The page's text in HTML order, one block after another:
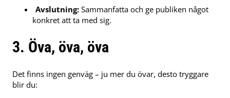
Avslutning: Sammanfatta och ge publiken något
konkret att ta med sig.
3. Öva, öva, öva
Det finns ingen genväg – ju mer du övar, desto tryggare
blir du: